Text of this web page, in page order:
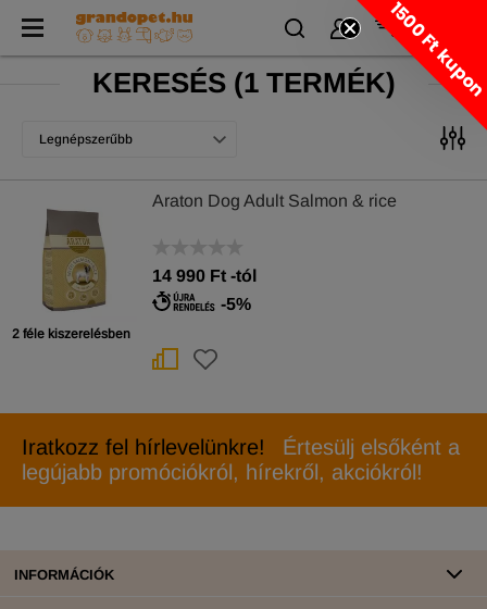
KERESÉS(1 TERMÉK)
Legnépszerűbb
2 féle kiszerelésben
Araton Dog Adult Salmon & rice
14 990 Ft -tól
-5%
Iratkozz fel hírlevelünkre!
Értesülj elsőként a
legújabb promóciókról, hírekről, akciókról!
INFORMÁCIÓK
1500 Ft